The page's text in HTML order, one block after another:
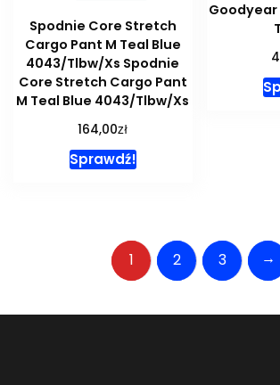
Spodnie Core Stretch
Cargo Pant M Teal Blue
4043/Tlbw/Xs Spodnie
Core Stretch Cargo Pant
M Teal Blue 4043/Tlbw/Xs
164,00zł
Sprawdź!
Goodyear
1 2 3 →